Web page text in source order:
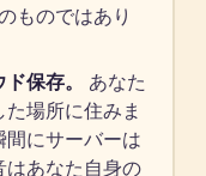
ものではあり
保存。
あなた
場所に住みま
にサーバーは
はあなた自身の